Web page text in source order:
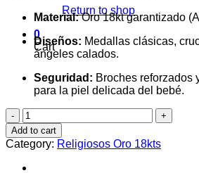
Return to shop
0
Cart
Material:Oro 18kt garantizado
Diseños: Medallas clásicas,
ángeles calados.
Seguridad: Broches reforzados
para la piel delicada del bebé.
cadena
veneciana
con
rostro
de
Add to cart
Category: Religiosos Oro 18kts